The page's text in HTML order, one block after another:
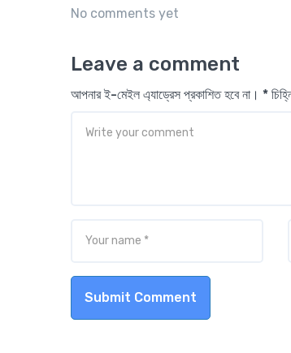
No comments yet
Leave a comment
আপনার ই-মেইল এ্যাড্রেস প্রকাশিত হবে না। *
Submit Comment